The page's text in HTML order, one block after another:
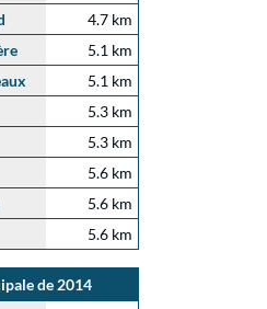
4.7 km
5.1 km
5.1 km
5.3 km
5.3 km
5.6 km
5.6 km
5.6 km
de 2014